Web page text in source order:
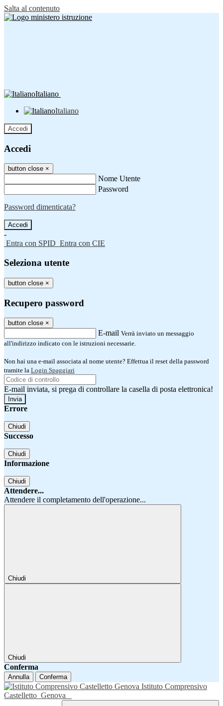
Salta al contenuto
Italiano
Italiano
Accedi
Accedi
button close ×
Nome Utente
Password
Password dimenticata?
-
Entra con SPID Entra con CIE
Seleziona utente
button close ×
Recupero password
button close ×
E-mail Verrà inviato un messaggio
all'indirizzo indicato con le istruzioni necessarie.
Non hai una e-mail associata al nome utente? Effettua il reset della password
tramite la Login Spaggiari
E-mail inviata, si prega di controllare la casella di posta elettronica!
Errore
Chiudi
Successo
Chiudi
Informazione
Chiudi
Attendere...
Attendere il completamento dell'operazione...
Chiudi
Chiudi
Conferma
Annulla Conferma
Istituto Comprensivo
Castelletto Genova